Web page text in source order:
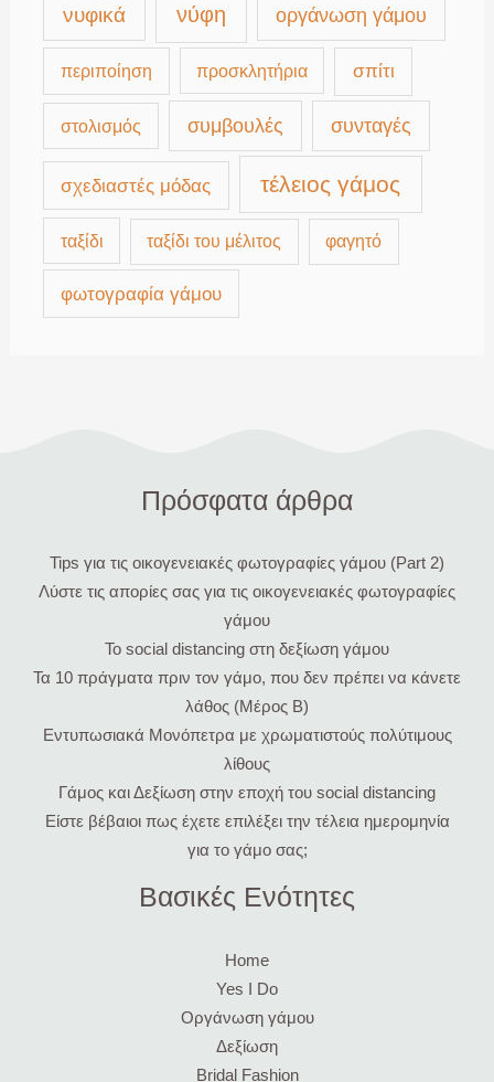
νυφικά νύφη οργάνωση γάμου
περιποίηση προσκλητήρια σπίτι
στολισμός συμβουλές συνταγές
σχεδιαστές μόδας τέλειος γάμος
ταξίδι ταξίδι του μέλιτος φαγητό
φωτογραφία γάμου
Πρόσφατα άρθρα
Tips για τις οικογενειακές φωτογραφίες γάμου (Part 2)
Λύστε τις απορίες σας για τις οικογενειακές φωτογραφίες
γάμου
Το social distancing στη δεξίωση γάμου
Τα 10 πράγματα πριν τον γάμο, που δεν πρέπει να κάνετε
λάθος (Μέρος Β)
Εντυπωσιακά Μονόπετρα με χρωματιστούς πολύτιμους
λίθους
Γάμος και Δεξίωση στην εποχή του social distancing
Είστε βέβαιοι πως έχετε επιλέξει την τέλεια ημερομηνία
για το γάμο σας;
Βασικές Ενότητες
Home
Yes I Do
Οργάνωση γάμου
Δεξίωση
Bridal Fashion